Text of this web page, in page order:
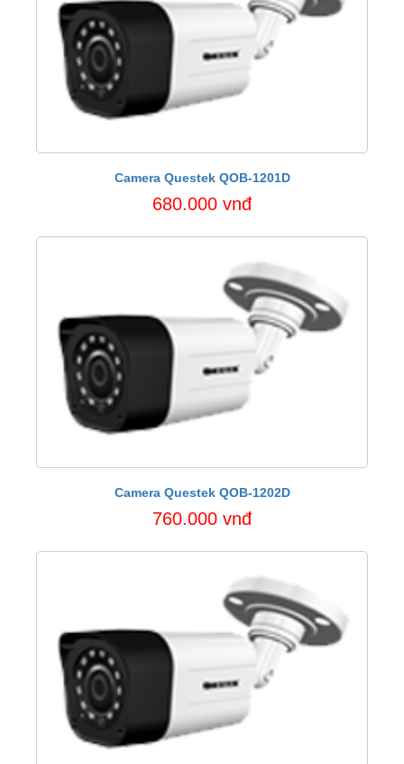
Camera Questek QOB-1201D
680.000 vnđ
Camera Questek QOB-1202D
760.000 vnđ